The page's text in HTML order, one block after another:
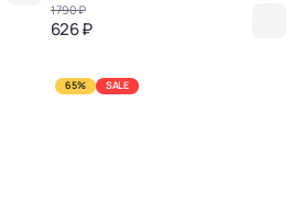
1 790 ₽
626 ₽
65% SALE